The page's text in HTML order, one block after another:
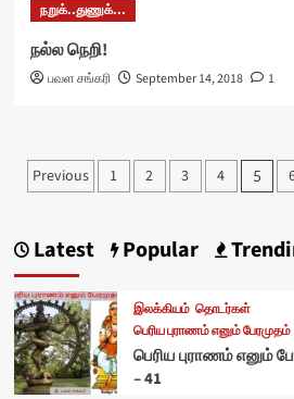
நறுக்..துணுக்...
நல்ல நெறி!
பவள சங்கரி September 14, 2018 1
Posts
Previous 1 2 3 4 5
Latest Popular
இலக்கியம் தொடர்கள்
பெரிய புராணம் எனும் பேரமுதம்
பெரிய புராணம் எனும்
– 41